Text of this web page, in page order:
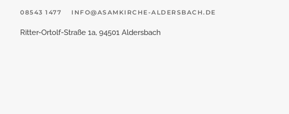
08543 1477 INFO@ASAMKIRCHE-ALDERSBACH.DE
Ritter-Ortolf-Straße 1a, 94501 Aldersbach